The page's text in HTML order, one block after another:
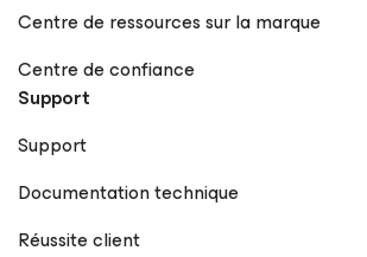
Centre de ressources sur la marque
Centre de confiance
Support
Support
Documentation technique
Réussite client